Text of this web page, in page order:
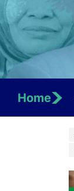
Home